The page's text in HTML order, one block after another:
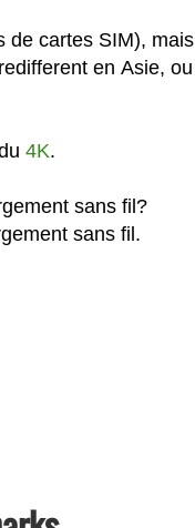
cartes SIM),
en Asie,
4K.
sans fil?
sans fil.